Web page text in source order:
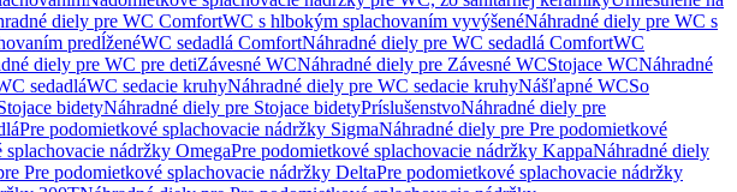
diely pre WC ComfortWC s hlbokým splachovaním vyvýšenéNáhradné diely pre WC s
predĺženéWC sedadlá ComfortNáhradné diely pre WC sedadlá ComfortWC
diely pre WC pre detiZávesné WCNáhradné diely pre Závesné WCStojace WCNáhradné
sedadláWC sedacie kruhyNáhradné diely pre WC sedacie kruhyNášľapné WCSo
bidetyNáhradné diely pre Stojace bidetyPríslušenstvoNáhradné diely pre
Pre podomietkové splachovacie nádržky SigmaNáhradné diely pre Pre podomietkové
nádržky OmegaPre podomietkové splachovacie nádržky KappaNáhradné diely
Pre podomietkové splachovacie nádržky DeltaPre podomietkové splachovacie nádržky